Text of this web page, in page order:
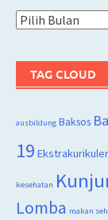
Arsip
TAG CLOUD
ausbildung Baksos
19 Ekstrakurikuler
kesehatan
Lomba makan